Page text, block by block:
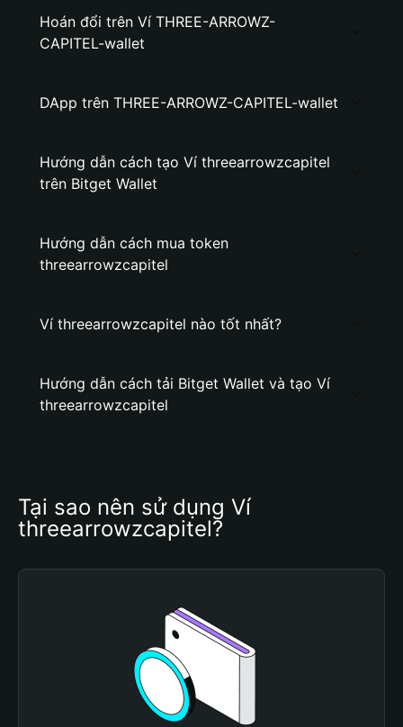
Hoán đổi trên Ví THREE-ARROWZ-
CAPITEL-wallet
DApp trên THREE-ARROWZ-CAPITEL-wallet
Hướng dẫn cách tạo Ví threearrowzcapitel
trên Bitget Wallet
Hướng dẫn cách mua token
threearrowzcapitel
Ví threearrowzcapitel nào tốt nhất?
Hướng dẫn cách tải Bitget Wallet và tạo Ví
threearrowzcapitel
Tại sao nên sử dụng Ví
threearrowzcapitel?